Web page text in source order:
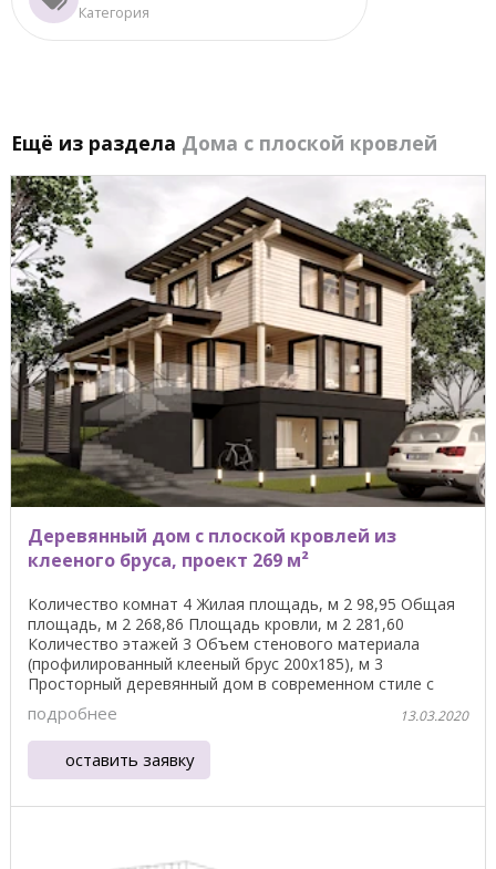
Категория
Ещё из раздела Дома с плоской кровлей
Деревянный дом с плоской кровлей из
клееного бруса, проект 269 м²
Количество комнат 4 Жилая площадь, м 2 98,95 Общая
площадь, м 2 268,86 Площадь кровли, м 2 281,60
Количество этажей 3 Объем стенового материала
(профилированный клееный брус 200х185), м 3
Просторный деревянный дом в современном стиле с
плоской ...
подробнее 13.03.2020
оставить заявку